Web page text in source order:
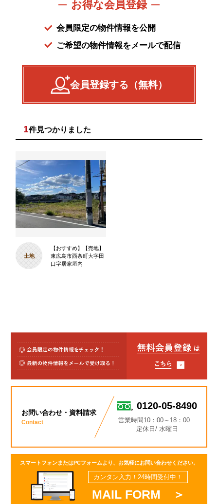
お得な会員登録
会員限定の物件情報を公開
ご希望の物件情報をメールで配信
会員登録する（無料）
1件見つかりました
土地
【おすすめ】【売地】
東広島市西条町大字田
口字居家垣内
お問い合わせ・資料請求
Contact
0120-05-8490
営業時間10：00～18：00
定休日/ 水曜日
スマートフォンまたはPCフォームより、お気軽にお問い合わせください。
カンタン入力！24時間受付中！
MAIL FORM ＞